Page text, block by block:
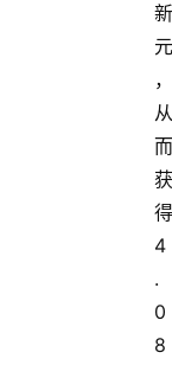
新
元
，
从
而
获
得
4
.
0
8